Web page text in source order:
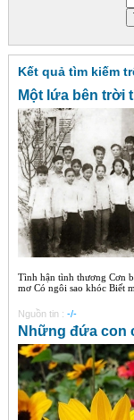
Liên hệ
Tìm kiếm
Kết quả tìm kiếm
Một lứa bên trời
Tình hận tình thương Cơn
mơ Có ngôi sao khóc Biết
Nguồn tin : -/-
Những đứa con